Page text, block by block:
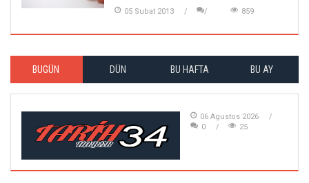
05 Subat 2013 859
BUGÜN DÜN BU HAFTA BU AY
06 Agustos 2026
0
25